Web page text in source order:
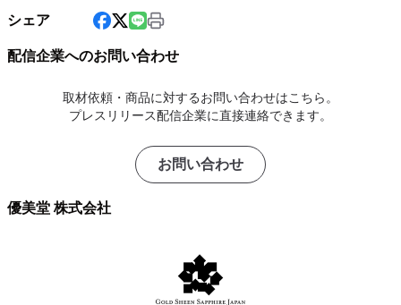
シェア
配信企業へのお問い合わせ
取材依頼・商品に対するお問い合わせはこちら。
プレスリリース配信企業に直接連絡できます。
お問い合わせ
優美堂 株式会社